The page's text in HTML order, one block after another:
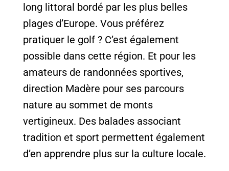
long littoral bordé par les plus belles
plages d’Europe. Vous préférez
pratiquer le golf ? C’est également
possible dans cette région. Et pour les
amateurs de randonnées sportives,
direction Madère pour ses parcours
nature au sommet de monts
vertigineux. Des balades associant
tradition et sport permettent également
d’en apprendre plus sur la culture locale.